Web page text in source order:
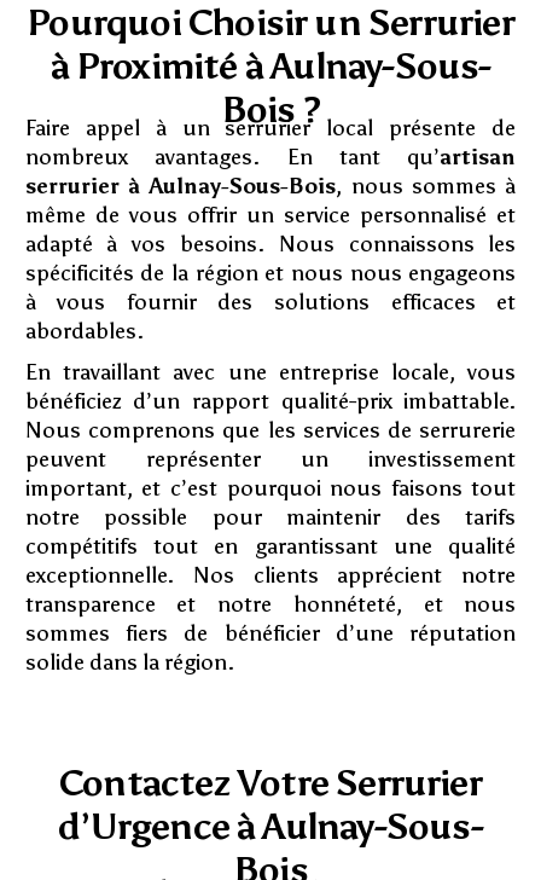
Pourquoi Choisir un Serrurier
à Proximité à Aulnay-Sous-
Bois ?
Faire appel à un serrurier local présente de
nombreux avantages. En tant qu’artisan
serrurier à Aulnay-Sous-Bois, nous sommes à
même de vous offrir un service personnalisé et
adapté à vos besoins. Nous connaissons les
spécificités de la région et nous nous engageons
à vous fournir des solutions efficaces et
abordables.
En travaillant avec une entreprise locale, vous
bénéficiez d’un rapport qualité-prix imbattable.
Nous comprenons que les services de serrurerie
peuvent représenter un investissement
important, et c’est pourquoi nous faisons tout
notre possible pour maintenir des tarifs
compétitifs tout en garantissant une qualité
exceptionnelle. Nos clients apprécient notre
transparence et notre honnéteté, et nous
sommes fiers de bénéficier d’une réputation
solide dans la région.
Contactez Votre Serrurier
d’Urgence à Aulnay-Sous-
Bois